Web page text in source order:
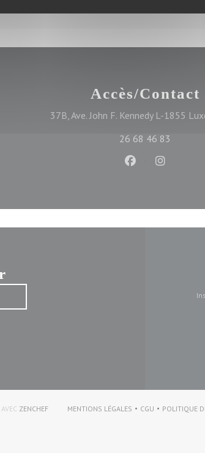
Accès/Contact
37B, Ave. John F. Kennedy L-1855
26 68 46 83
Facebook
ZENCHEF((OUVRE UNE NOUVELLE FENÊTRE))
MENTIONS LÉGALES
((OUVRE UNE NOUVELLE
CGU
((OUVRE UNE
POLITIQUE